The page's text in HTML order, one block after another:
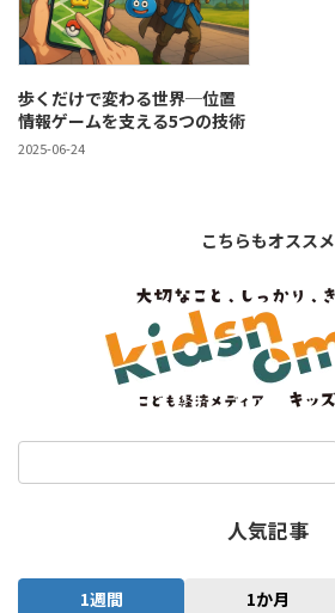
歩くだけで変わる世界─位置
情報ゲームを支える5つの技術
2025-06-24
こちらもオススメ
人気記事
1週間 1か月